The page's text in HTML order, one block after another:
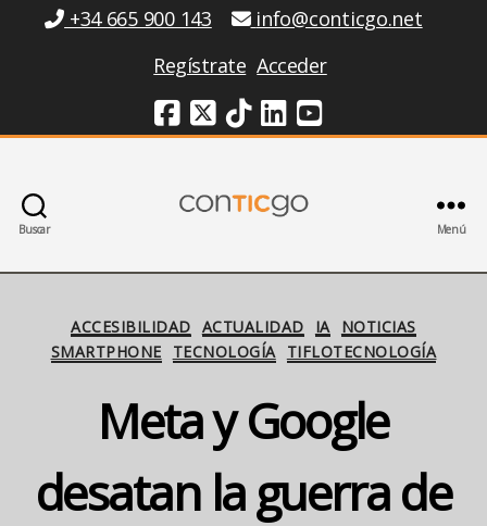
Información
+34 665 900 143
info@conticgo.net
Regístrate Acceder
Redes Sociales
Buscar Menú
Categorías
ACCESIBILIDAD ACTUALIDAD IA NOTICIAS
SMARTPHONE
TECNOLOGÍA TIFLOTECNOLOGÍA
Meta y Google
desatan la guerra de